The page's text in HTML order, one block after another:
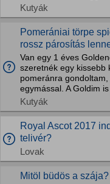
Kutyák
Pomerániai törpe
rossz párosítás
Van egy 1 éves
szeretnék egy kissebb
pomeránra
egymással. A Goldim
Kutyák
Royal Ascot 2017
telivér?
Lovak
Mitöl büdös a szája?